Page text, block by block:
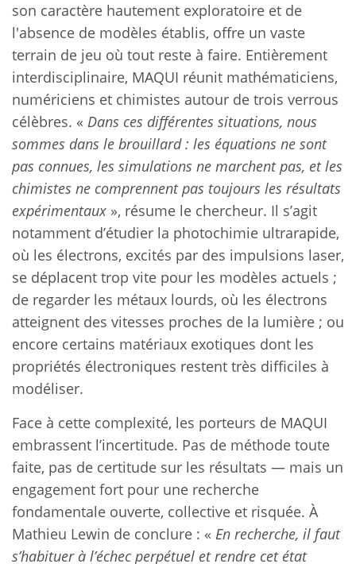
son caractère hautement exploratoire et de
l'absence de modèles établis, offre un vaste
terrain de jeu où tout reste à faire. Entièrement
interdisciplinaire, MAQUI réunit mathématiciens,
numériciens et chimistes autour de trois verrous
célèbres. « Dans ces différentes situations, nous
sommes dans le brouillard : les équations ne sont
pas connues, les simulations ne marchent pas, et les
chimistes ne comprennent pas toujours les résultats
expérimentaux », résume le chercheur. Il s’agit
notamment d’étudier la photochimie ultrarapide,
où les électrons, excités par des impulsions laser,
se déplacent trop vite pour les modèles actuels ;
de regarder les métaux lourds, où les électrons
atteignent des vitesses proches de la lumière ; ou
encore certains matériaux exotiques dont les
propriétés électroniques restent très difficiles à
modéliser.
Face à cette complexité, les porteurs de MAQUI
embrassent l’incertitude. Pas de méthode toute
faite, pas de certitude sur les résultats — mais un
engagement fort pour une recherche
fondamentale ouverte, collective et risquée. À
Mathieu Lewin de conclure : « En recherche, il faut
s’habituer à l’échec perpétuel et rendre cet état